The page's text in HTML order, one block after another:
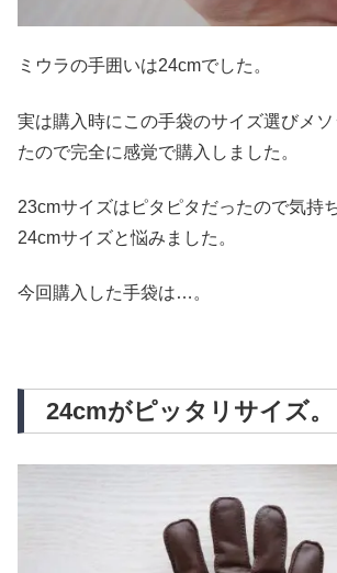
ミウラの手囲いは24cmでした。
実は購入時にこの手袋のサイズ選びメ
たので完全に感覚で購入しました。
23cmサイズはピタピタだったので気持
24cmサイズと悩みました。
今回購入した手袋は…。
24cmがピッタリサイズ。